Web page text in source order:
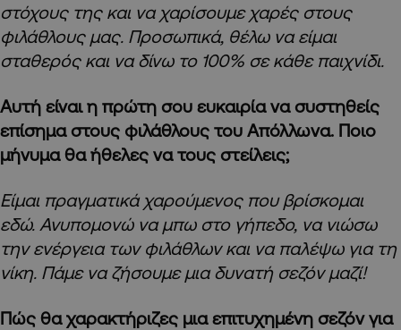
στόχους της και να χαρίσουμε χαρές στους
φιλάθλους μας. Προσωπικά, θέλω να είμαι
σταθερός και να δίνω το 100% σε κάθε παιχνίδι.
Αυτή είναι η πρώτη σου ευκαιρία να συστηθείς
επίσημα στους φιλάθλους του Απόλλωνα. Ποιο
μήνυμα θα ήθελες να τους στείλεις;
Είμαι πραγματικά χαρούμενος που βρίσκομαι
εδώ. Ανυπομονώ να μπω στο γήπεδο, να νιώσω
την ενέργεια των φιλάθλων και να παλέψω για τη
νίκη. Πάμε να ζήσουμε μια δυνατή σεζόν μαζί!
Πώς θα χαρακτήριζες μια επιτυχημένη σεζόν για